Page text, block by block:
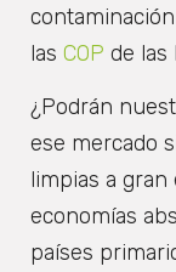
las COP de las
¿Podrán
ese mercado
limpias a gran
economías
países